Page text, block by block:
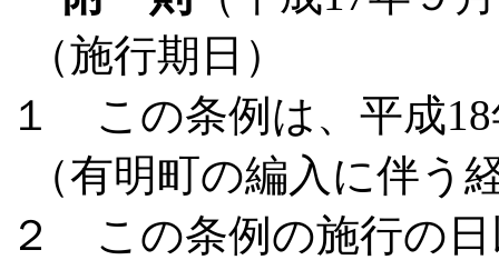
（施行期日）
１ この条例は、平成
（有明町の編入に伴う
２ この条例の施行の